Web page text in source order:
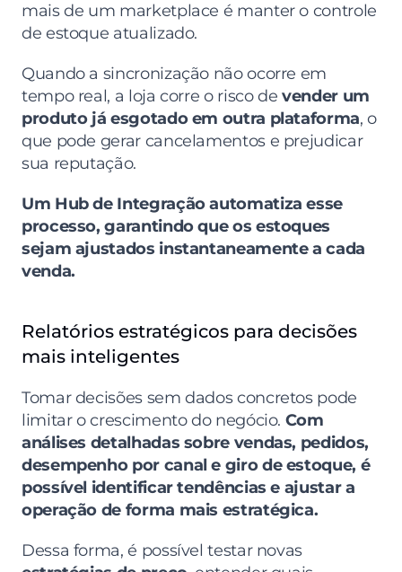
mais de um marketplace é manter o controle
de estoque atualizado.
Quando a sincronização não ocorre em
tempo real, a loja corre o risco de vender um
produto já esgotado em outra plataforma, o
que pode gerar cancelamentos e prejudicar
sua reputação.
Um Hub de Integração automatiza esse
processo, garantindo que os estoques
sejam ajustados instantaneamente a cada
venda.
Relatórios estratégicos para decisões
mais inteligentes
Tomar decisões sem dados concretos pode
limitar o crescimento do negócio. Com
análises detalhadas sobre vendas, pedidos,
desempenho por canal e giro de estoque, é
possível identificar tendências e ajustar a
operação de forma mais estratégica.